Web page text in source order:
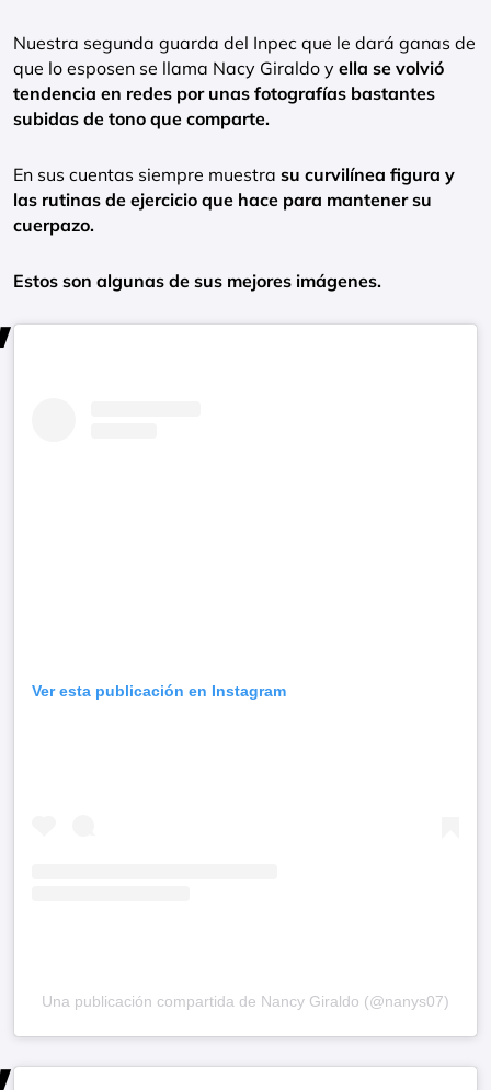
Nuestra segunda guarda del Inpec que le dará ganas de
que lo esposen se llama Nacy Giraldo y ella se volvió
tendencia en redes por unas fotografías bastantes
subidas de tono que comparte.
En sus cuentas siempre muestra su curvilínea figura y
las rutinas de ejercicio que hace para mantener su
cuerpazo.
Estos son algunas de sus mejores imágenes.
Ver esta publicación en Instagram
Una publicación compartida de Nancy Giraldo (@nanys07)